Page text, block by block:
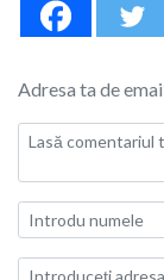
Adresa ta de